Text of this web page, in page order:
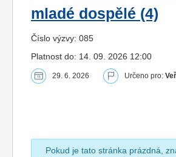
mladé dospělé (4)
Číslo výzvy: 085
Platnost do: 14. 09. 2026 12:00
29. 6. 2026 Určeno pro:
Pokud je tato stránka prázdná,